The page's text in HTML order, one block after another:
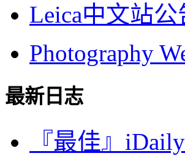
Leica中文站公
Photography
最新日志
『最佳』